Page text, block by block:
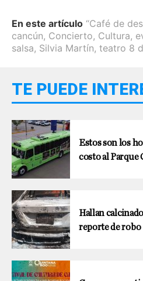
En este artículo “Café de
cancún, Concierto, Cultura,
salsa, Silvia Martín, teatro 8
TE PUEDE
Estos son los
costo al Parque
Hallan
reporte de robo